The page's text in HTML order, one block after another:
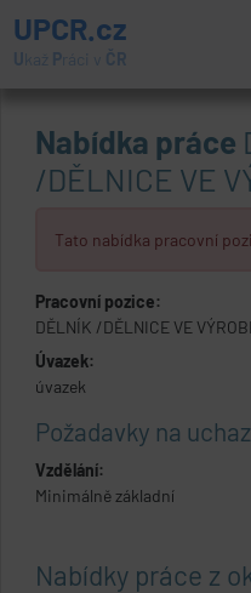
UPCR.cz
U kaž Práci v ČR
Nabídka práce
/DĚLNICE VE
Tato nabídka pracovní
Pracovní pozice:
DĚLNÍK /DĚLNICE VE
Úvazek:
úvazek
Požadavky na
Vzdělání:
Minimálně základní
Nabídky práce z